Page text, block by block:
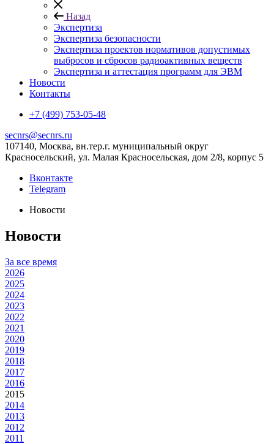
Назад
Экспертиза
Экспертиза безопасности
Экспертиза проектов нормативов допустимых
выбросов и сбросов радиоактивных веществ
Экспертиза и аттестация программ для ЭВМ
Новости
Контакты
+7 (499) 753-05-48
secnrs@secnrs.ru
107140, Москва, вн.тер.г. муниципальный округ
Красносельский, ул. Малая Красносельская, дом 2/8, корпус 5
Вконтакте
Telegram
Новости
Новости
За все время
2026
2025
2024
2023
2022
2021
2020
2019
2018
2017
2016
2015
2014
2013
2012
2011